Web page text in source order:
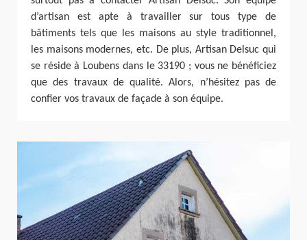
d’artisan est apte à travailler sur tous type de
bâtiments tels que les maisons au style traditionnel,
les maisons modernes, etc. De plus, Artisan Delsuc qui
se réside à Loubens dans le 33190 ; vous ne bénéficiez
que des travaux de qualité. Alors, n’hésitez pas de
confier vos travaux de façade à son équipe.